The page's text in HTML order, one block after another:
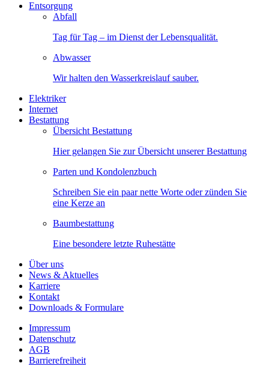
Entsorgung
Abfall
Tag für Tag – im Dienst der Lebensqualität.
Abwasser
Wir halten den Wasserkreislauf sauber.
Elektriker
Internet
Bestattung
Übersicht Bestattung
Hier gelangen Sie zur Übersicht unserer Bestattung
Parten und Kondolenzbuch
Schreiben Sie ein paar nette Worte oder zünden Sie
eine Kerze an
Baumbestattung
Eine besondere letzte Ruhestätte
Über uns
News & Aktuelles
Karriere
Kontakt
Downloads & Formulare
Impressum
Datenschutz
AGB
Barrierefreiheit